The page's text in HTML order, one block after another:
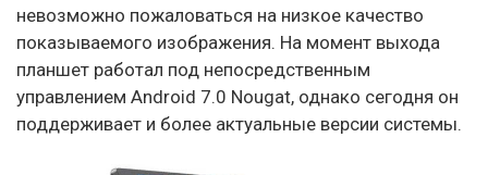
невозможно пожаловаться на низкое качество
показываемого изображения. На момент выхода
планшет работал под непосредственным
управлением Android 7.0 Nougat, однако сегодня он
поддерживает и более актуальные версии системы.